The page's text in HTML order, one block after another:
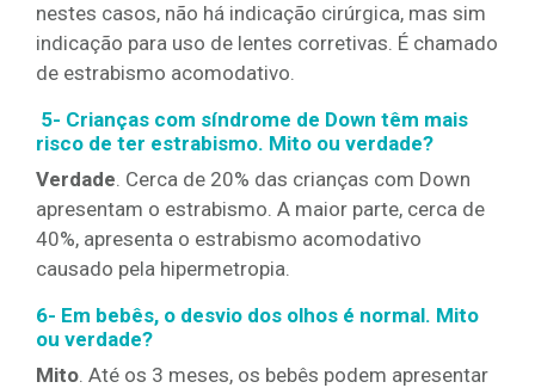
nestes casos, não há indicação cirúrgica, mas sim
indicação para uso de lentes corretivas. É chamado
de estrabismo acomodativo.
5- Crianças com síndrome de Down têm mais
risco de ter estrabismo. Mito ou verdade?
Verdade. Cerca de 20% das crianças com Down
apresentam o estrabismo. A maior parte, cerca de
40%, apresenta o estrabismo acomodativo
causado pela hipermetropia.
6- Em bebês, o desvio dos olhos é normal. Mito
ou verdade?
Mito. Até os 3 meses, os bebês podem apresentar